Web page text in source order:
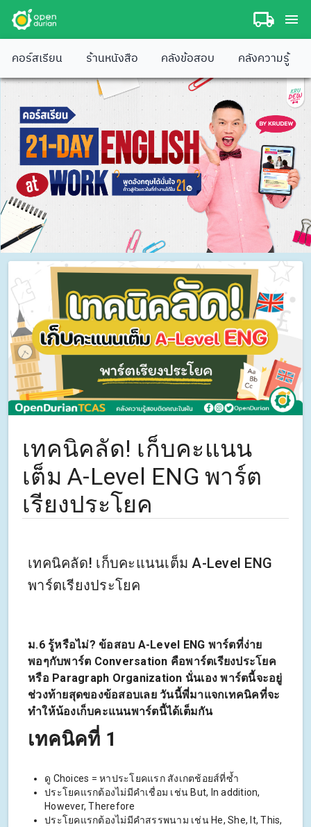
คอร์สเรียน ร้านหนังสือ คลังข้อสอบ คลังความรู้
เทคนิคลัด! เก็บคะแนน
เต็ม A-Level ENG พาร์ต
เรียงประโยค
เทคนิคลัด! เก็บคะแนนเต็ม A-Level ENG
พาร์ตเรียงประโยค
ม.6 รู้หรือไม่? ข้อสอบ A-Level ENG พาร์ตที่ง่าย
พอๆกับพาร์ต Conversation คือพาร์ตเรียงประโยค
หรือ Paragraph Organization นั่นเอง พาร์ตนี้จะอยู่
ช่วงท้ายสุดของข้อสอบเลย วันนี้พี่มาแจกเทคนิคที่จะ
ทำให้น้องเก็บคะแนนพาร์ตนี้ได้เต็มกัน
เทคนิคที่ 1
ดู Choices = หาประโยคแรก สังเกตช้อยส์ที่ซ้ำ
ประโยคแรกต้องไม่มีคำเชื่อม เช่น But, In addition,
However, Therefore
ประโยคแรกต้องไม่มีคำสรรพนาม เช่น He, She, It, This,